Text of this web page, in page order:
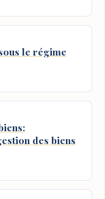
le régime
des biens